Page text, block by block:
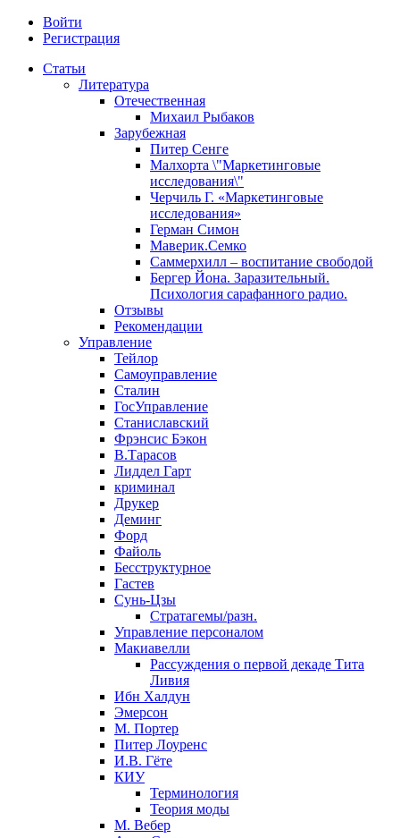
Войти
Регистрация
Статьи
Литература
Отечественная
Михаил Рыбаков
Зарубежная
Питер Сенге
Малхорта \"Маркетинговые
исследования\"
Черчиль Г. «Маркетинговые
исследования»
Герман Симон
Маверик.Семко
Саммерхилл – воспитание свободой
Бергер Йона. Заразительный.
Психология сарафанного радио.
Отзывы
Рекомендации
Управление
Тейлор
Самоуправление
Сталин
ГосУправление
Станиславский
Фрэнсис Бэкон
В.Тарасов
Лиддел Гарт
криминал
Друкер
Деминг
Форд
Файоль
Бесструктурное
Гастев
Сунь-Цзы
Стратагемы/разн.
Управление персоналом
Макиавелли
Рассуждения о первой декаде Тита
Ливия
Ибн Халдун
Эмерсон
М. Портер
Питер Лоуренс
И.В. Гёте
КИУ
Терминология
Теория моды
М. Вебер